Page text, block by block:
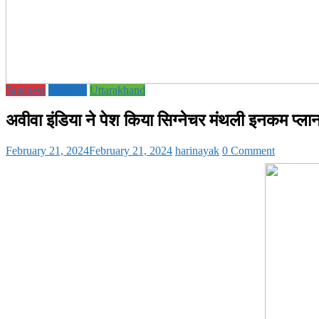
Business Uttarakhand
अवीवा इंडिया ने पेश किया सिग्नेचर मंथली इनकम
February 21, 2024February 21, 2024 harinayak 0 Comment